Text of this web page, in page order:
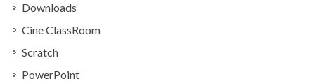
Downloads
Cine ClassRoom
Scratch
PowerPoint